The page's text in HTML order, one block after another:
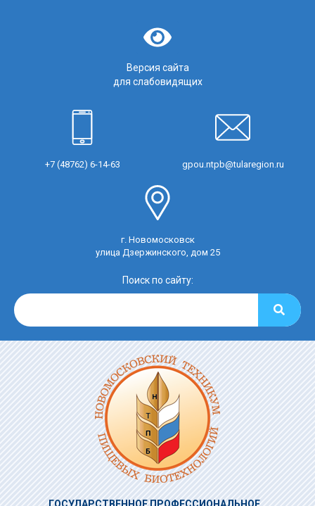
Версия сайта
для слабовидящих
+7 (48762) 6-14-63 gpou.ntpb@tularegion.ru
г. Новомосковск
улица Дзержинского, дом 25
Поиск по сайту: